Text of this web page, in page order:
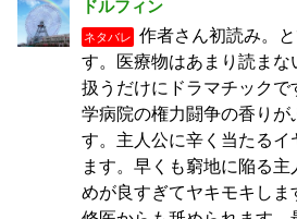
ドルフィン
ネタバレ
作者さん初読み。
す。医療物はあまり読まな
扱うだけにドラマチックで
学病院の権力闘争の香りが
す。主人公に辛く当たるイ
ます。早くも窮地に陥る
めが良すぎてヤキモキし